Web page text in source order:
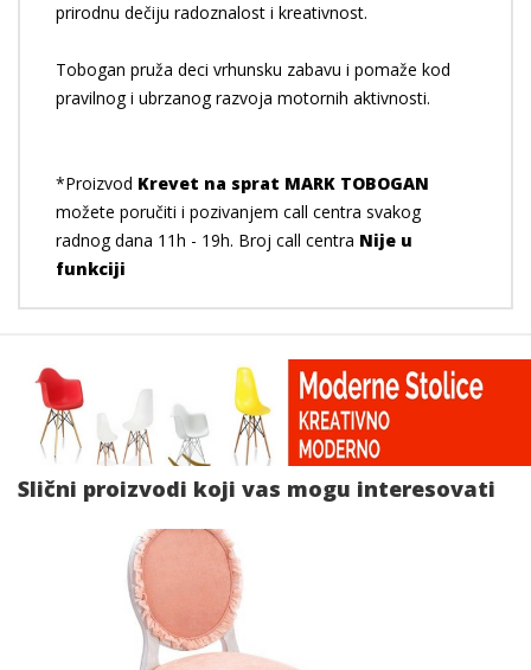
prirodnu dečiju radoznalost i kreativnost.
Tobogan pruža deci vrhunsku zabavu i pomaže kod
pravilnog i ubrzanog razvoja motornih aktivnosti.
*Proizvod Krevet na sprat MARK TOBOGAN
možete poručiti i pozivanjem call centra svakog
radnog dana 11h - 19h. Broj call centra Nije u
funkciji
Slični proizvodi koji vas mogu interesovati